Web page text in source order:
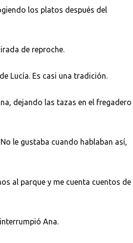
los platos después del
de reproche.
Lucía. Es casi una tradición.
dejando las tazas en el fregadero
le gustaba cuando hablaban así,
al parque y me cuenta cuentos de
Ana.